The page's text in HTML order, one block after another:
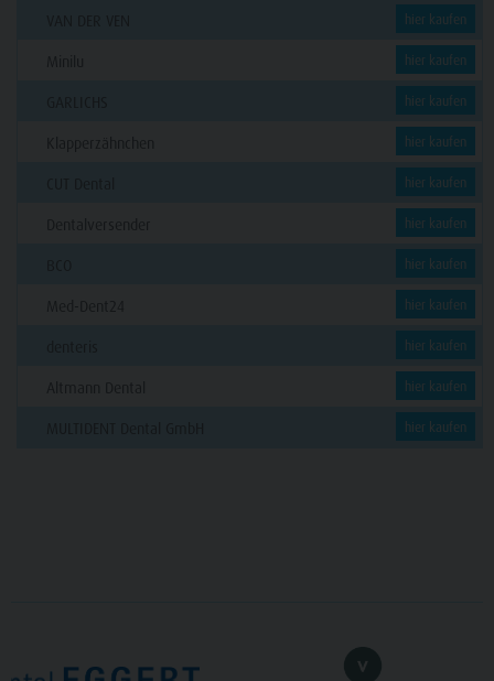
hier kaufen
hier kaufen
hier kaufen
hier kaufen
hier kaufen
hier kaufen
hier kaufen
hier kaufen
hier kaufen
hier kaufen
hier kaufen